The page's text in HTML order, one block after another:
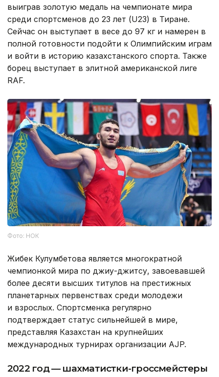
выиграв золотую медаль на чемпионате мира
среди спортсменов до 23 лет (U23) в Тиране.
Сейчас он выступает в весе до 97 кг и намерен в
полной готовности подойти к Олимпийским играм
и войти в историю казахстанского спорта. Также
борец выступает в элитной американской лиге
RAF.
Фото: НОК
Жибек Кулумбетова является многократной
чемпионкой мира по джиу-джитсу, завоевавшей
более десяти высших титулов на престижных
планетарных первенствах среди молодежи
и взрослых. Спортсменка регулярно
подтверждает статус сильнейшей в мире,
представляя Казахстан на крупнейших
международных турнирах организации AJP.
2022 год — шахматистки-гроссмейстеры